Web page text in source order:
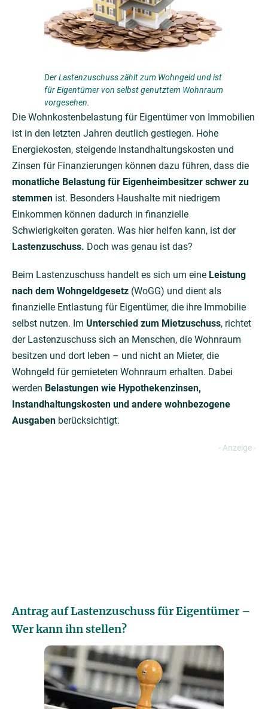
Der Lastenzuschuss zählt zum Wohngeld und ist
für Eigentümer von selbst genutztem Wohnraum
vorgesehen.
Die Wohnkostenbelastung für Eigentümer von Immobilien
ist in den letzten Jahren deutlich gestiegen. Hohe
Energiekosten, steigende Instandhaltungskosten und
Zinsen für Finanzierungen können dazu führen, dass die
monatliche Belastung für Eigenheimbesitzer schwer zu
stemmen ist. Besonders Haushalte mit niedrigem
Einkommen können dadurch in finanzielle
Schwierigkeiten geraten. Was hier helfen kann, ist der
Lastenzuschuss. Doch was genau ist das?
Beim Lastenzuschuss handelt es sich um eine Leistung
nach dem Wohngeldgesetz (WoGG) und dient als
finanzielle Entlastung für Eigentümer, die ihre Immobilie
selbst nutzen. Im Unterschied zum Mietzuschuss, richtet
der Lastenzuschuss sich an Menschen, die Wohnraum
besitzen und dort leben – und nicht an Mieter, die
Wohngeld für gemieteten Wohnraum erhalten. Dabei
werden Belastungen wie Hypothekenzinsen,
Instandhaltungskosten und andere wohnbezogene
Ausgaben berücksichtigt.
Antrag auf Lastenzuschuss für Eigentümer –
Wer kann ihn stellen?